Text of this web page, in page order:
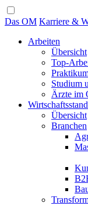
Das OM Karriere &
Arbeiten
Übersicht
Top-
Studium
Ärzte im
Übersicht
Branchen